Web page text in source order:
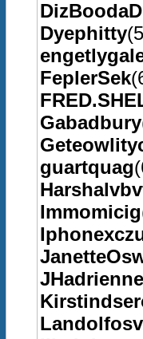
Dyephitty
FeplerSek
Gabadbury
guartquag
Immomicig
JHadrienne